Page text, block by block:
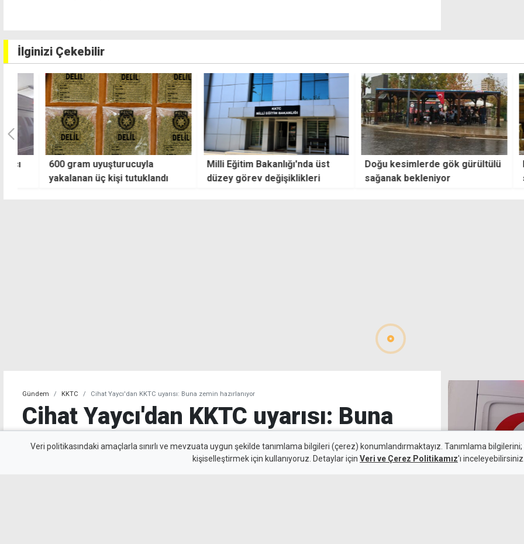
İlginizi Çekebilir
600 gram uyuşturucuyla
yakalanan üç kişi tutuklandı
Milli Eğitim Bakanlığı'nda üst
düzey görev değişiklikleri
Doğu kesimlerde gök gürültülü
sağanak bekleniyor
Gündem KKTC Cihat Yaycı'dan KKTC uyarısı: Buna zemin hazırlanıyor
Cihat Yaycı'dan KKTC uyarısı: Buna
zemin hazırlanıyor
Veri politikasındaki amaçlarla sınırlı ve mevzuata uygun şekilde tanımlama bilgileri (çerez) konumlandırmaktayız. Tanımlama
kişiselleştirmek için kullanıyoruz. Detaylar için Veri ve Çerez Politikamız'ı inceleyebilirsiniz.